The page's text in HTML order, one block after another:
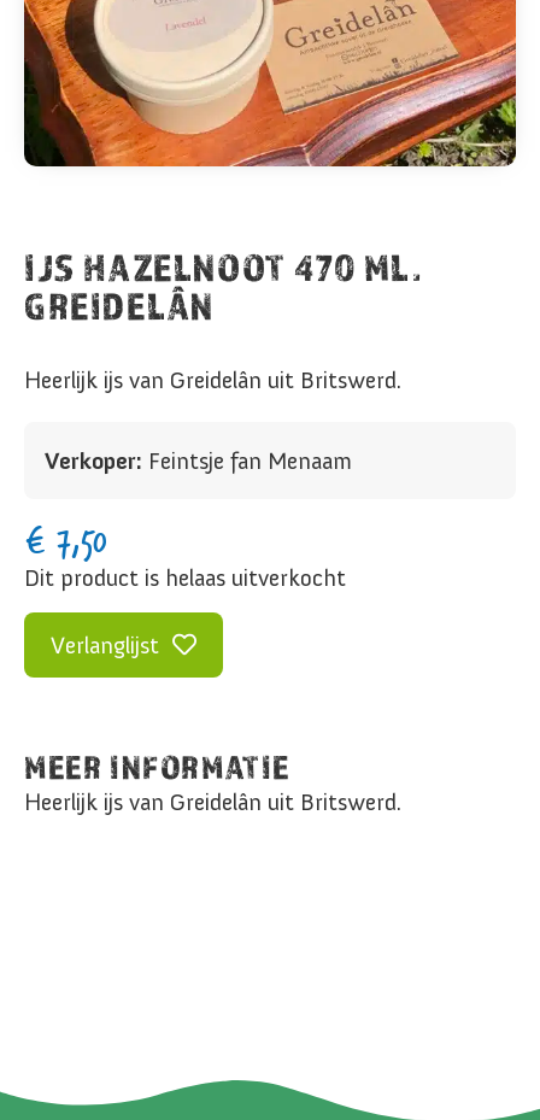
IJS HAZELNOOT 470 ML.
GREIDELÂN
Heerlijk ijs van Greidelân uit Britswerd.
Verkoper: Feintsje fan Menaam
€ 7,50
Dit product is helaas uitverkocht
Verlanglijst
MEER INFORMATIE
Heerlijk ijs van Greidelân uit Britswerd.